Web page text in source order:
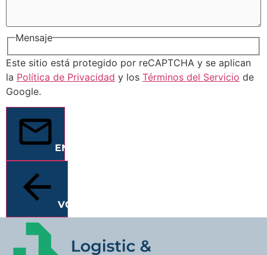
Mensaje
Este sitio está protegido por reCAPTCHA y se aplican
la Política de Privacidad y los Términos del Servicio de
Google.
ENVIAR
VOLVER